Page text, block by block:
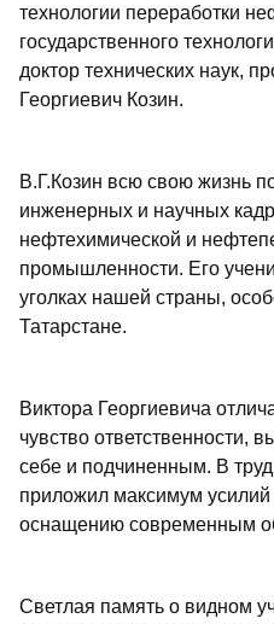
технологии переработки
государственного
доктор технических наук,
Георгиевич Козин.
В.Г.Козин всю свою жизнь
инженерных и научных
нефтехимической и
промышленности. Его
уголках нашей страны,
Татарстане.
Виктора Георгиевича
чувство ответственности,
себе и подчиненным. В
приложил максимум
оснащению современным
Светлая память о видном